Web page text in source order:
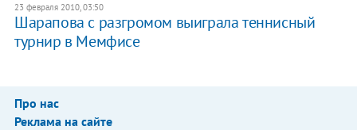
23 февраля 2010, 03:50
Шарапова с разгромом выиграла теннисный
турнир в Мемфисе
Про нас
Реклама на сайте